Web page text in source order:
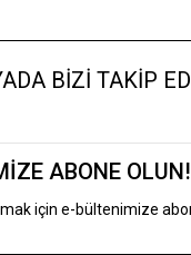
BİZİ TAKİP
ABONE OLUN!
için e-bültenimize